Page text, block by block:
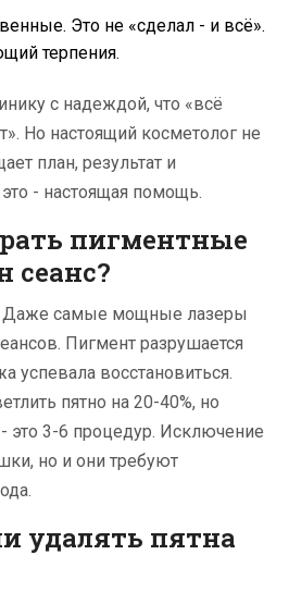
Это не «сделал - и всё».
терпения.
с надеждой, что «всё
Но настоящий косметолог не
план, результат и
- настоящая помощь.
пигментные
сеанс?
Даже самые мощные лазеры
Пигмент разрушается
успевала восстановиться.
пятно на 20-40%, но
это 3-6 процедур. Исключение
но и они требуют
удалять пятна